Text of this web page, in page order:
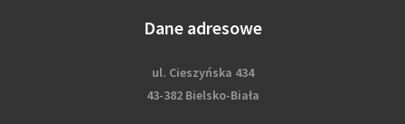
Dane adresowe
ul. Cieszyńska 434
43-382 Bielsko-Biała